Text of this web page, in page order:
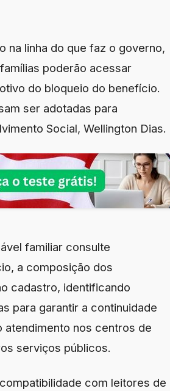
na linha do que faz o governo,
poderão acessar
do bloqueio do benefício.
ser adotadas para
Social, Wellington Dias.
familiar consulte
a composição dos
cadastro, identificando
para garantir a continuidade
atendimento nos centros de
serviços públicos.
com leitores de